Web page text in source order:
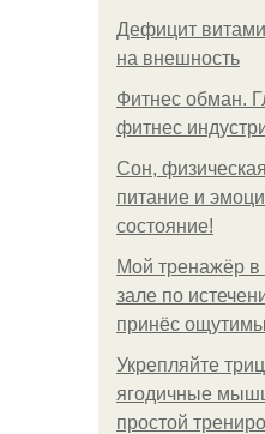
Дефицит
на внешность
Фитнес обман.
фитнес
Сон,
питание и
состояние!
Мой тренажёр в
зале по
принёс
Укрепляйте
ягодичные
простой